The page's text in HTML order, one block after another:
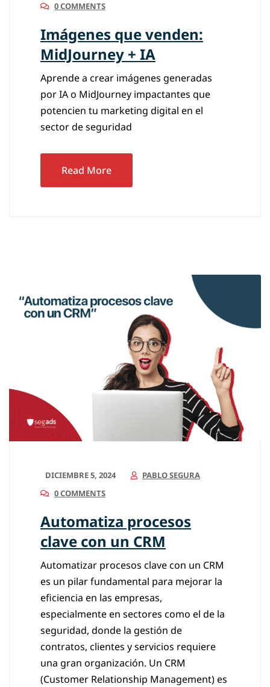
0 COMMENTS
Imágenes que venden:
MidJourney + IA
Aprende a crear imágenes generadas
por IA o MidJourney impactantes que
potencien tu marketing digital en el
sector de seguridad
Read More
DICIEMBRE 5, 2024
PABLO SEGURA
0 COMMENTS
Automatiza procesos
clave con un CRM
Automatizar procesos clave con un CRM
es un pilar fundamental para mejorar la
eficiencia en las empresas,
especialmente en sectores como el de la
seguridad, donde la gestión de
contratos, clientes y servicios requiere
una gran organización. Un CRM
(Customer Relationship Management) es